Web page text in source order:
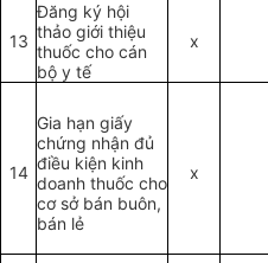
13
Đăng ký hội
thảo giới thiệu
thuốc cho cán
bộ y tế
x
14
Gia hạn giấy
chứng nhận đủ
điều kiện kinh
doanh thuốc cho
cơ sở bán buôn,
bán lẻ
x